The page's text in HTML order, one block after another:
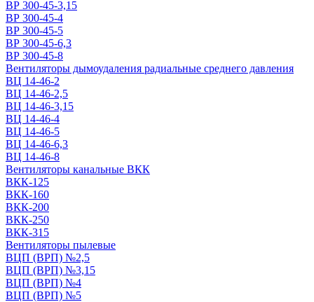
ВР 300-45-3,15
ВР 300-45-4
ВР 300-45-5
ВР 300-45-6,3
ВР 300-45-8
Вентиляторы дымоудаления радиальные среднего давления
ВЦ 14-46-2
ВЦ 14-46-2,5
ВЦ 14-46-3,15
ВЦ 14-46-4
ВЦ 14-46-5
ВЦ 14-46-6,3
ВЦ 14-46-8
Вентиляторы канальные ВКК
ВКК-125
ВКК-160
ВКК-200
ВКК-250
ВКК-315
Вентиляторы пылевые
ВЦП (ВРП) №2,5
ВЦП (ВРП) №3,15
ВЦП (ВРП) №4
ВЦП (ВРП) №5